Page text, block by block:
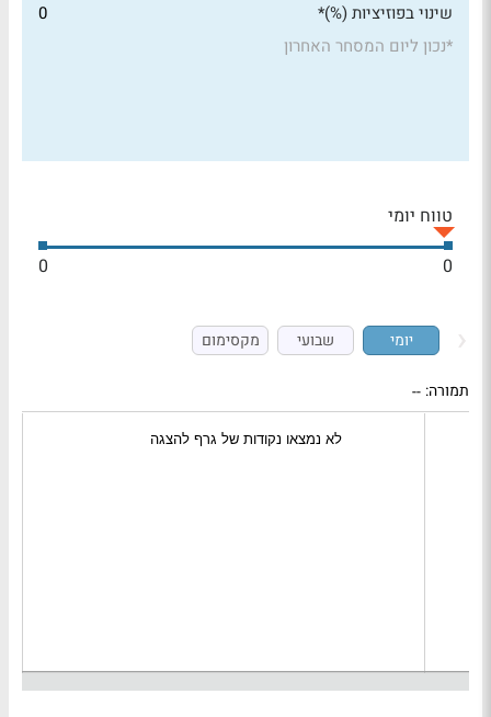
שינוי בפוזיציות (%)*
0
*נכון ליום המסחר האחרון
טווח יומי
0
0
יומי שבועי מקסימום
תמורה: --